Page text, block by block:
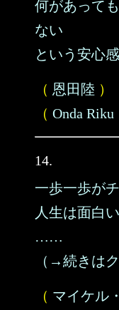
何があって
ない
という安心
（ 恩田陸 ）
（ Onda Riku
14.
一歩一歩が
人生は面白い
……
（→続きは
（ マイケル